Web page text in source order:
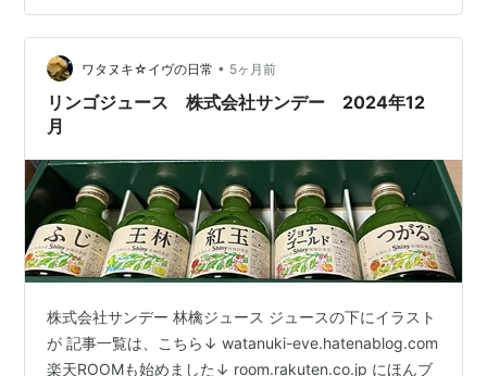
な。 記事一覧は、こちら↓ watanuki-
eve.hatenablog.com 楽天ROOMも始めました↓
room.r…ワタヌキ☆イヴの日常 • 5ヶ月前
リンゴジュース 株式会社サンデー 2024年12
月
株式会社サンデー 林檎ジュース ジュースの下にイラスト
が 記事一覧は、こちら↓ watanuki-eve.hatenablog.com
楽天ROOMも始めました↓ room.rakuten.co.jp にほんブ